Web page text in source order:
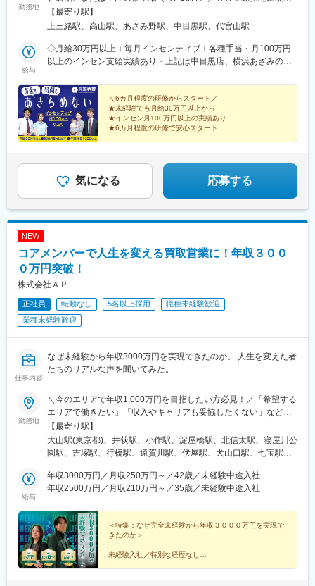
辺駅、中野坂上駅、広電廿日市駅、安芸駅、土佐山田駅、大阪空
港駅(大阪モノレール)、狛江駅、芳賀台駅、学園前駅(奈良県)、上
保原駅、肥後橋駅、下板橋駅、登戸駅、東伏見駅、下総中山駅、
南林間駅、志村坂上駅、駅東公園前駅、下高井戸駅、岩原駅、熊
川駅、逗子・葉山駅、宮前平駅、並木中央駅、西新宿五丁目駅、
山陽女学園前駅、球場前駅(高知県)、大江橋駅、宇都宮駅東口駅
勤務地
★U・Iターン歓迎★飯塚・高山はオープニングスタッフ募集★飯
塚店、高山店はマイカー通勤OK★催事担当は直行直帰OK（1）店
福岡県飯塚市有安429-1・新飯塚駅より車で11分■買取大吉 高山
駅前店・岐阜県高山市昭和町1-320 佐古ビル1階・高山駅より徒
野1-3-3 第2金子ハイツ1F・あざみ野駅より徒歩2分■買取大吉 中
目黒駅前店東京都目黒区上目黒1-17-8 細田ビル1F・中目黒駅より
徒歩3分（2）催事 ※直行直帰OK■勤務エリアは全国一都三県を
中心に、各地のスーパーマーケットや商業施設、ホームセンター
のイベントブースでのお仕事です。
【最寄り駅】
上三緒駅、高山駅、あざみ野駅、中目黒駅、代官山駅
給与
◇月給30万円以上＋毎月インセンティブ＋各種手当・月100万円
以上のインセン支給実績あり・上記は中目黒店、横浜あざみの店
毎月インセンティブ＋各種手当になります。※給与は経験・能力を
考慮の上で決定します。＼豊かな経験をお持ちの方は優遇／◇月
給35万円以上＋毎月インセンティブ＋各種手当※給与は経験・能
力を考慮の上で決定します。【年収例】年収1200万円／入社3年
目／インセンティブ月50万円以上年収550万円／入社1年目／イン
＼6カ月程度の研修からスタート／
★未経験でも月給30万円以上から
★インセン月100万円以上の実績あり
★6カ月程度の研修で安心スタート
気になる 応募する
NEW
コアメンバーで人生を変える買取営業に！年収３００
０万円突破！
株式会社ＡＰ
正社員 転勤なし 5名以上採用
職種未経験歓迎
業種未経験歓迎
仕事内容
なぜ未経験から年収3000万円を実現できたのか。 人生を変えた者
たちのリアルな声を聞いてみた。
勤務地
＼今のエリアで年収1,000万円を目指したい方必見！／「希望する
エリアで働きたい」「収入やキャリアも妥協したくない」など、
一人ひとりの希望や生活環境を伺い、最適な配属先を決定します
◎地域に根ざして働きつつ、キャリアアップや高収入を目指せる
環境をご用意しています。【本社】 大阪府大阪市中央区伏見町4
東エリアを中心としたプロジェクト先（勤務地は、ご希望や現在
のお住まいを考慮して決定します◎）※転居を伴う転勤はありませ
【最寄り駅】
大山駅(東京都)、井荻駅、小作駅、淀屋橋駅、北信太駅、寝屋川公
園駅、吉塚駅、行橋駅、遠賀川駅、伏屋駅、犬山口駅、七宝駅、
駅、九重駅、滑河駅、大網駅、蛍池駅、三木駅(神戸電鉄線)、山陽
網干駅、山城青谷駅、五位堂駅、学園前駅(奈良県)、三瀬谷駅、亀
線)、久津川駅、和歌山港駅、前橋大島駅、吉井駅(群馬県)、つく
ば駅、下妻駅、高久駅、ゆいの杜東駅、西ノ口駅、磐田駅、土岐
市駅、鵜沼宿駅、モレラ岐阜駅、上田駅、新居浜駅、伊予三島
駅、川之江駅、高島駅(岡山県)、早島駅、高瀬駅(香川県)、滝の茶
屋駅、具同駅、あき総合病院前駅、山田西町駅、廿日市駅、広
給与
年収3000万円／月収250万円～／42歳／未経験中途入社
年収2500万円／月収210万円～／35歳／未経験中途入社
＜特集：なぜ完全未経験から年収３０００万円を実現で
きたのか＞
未経験入社／特別な経歴なし